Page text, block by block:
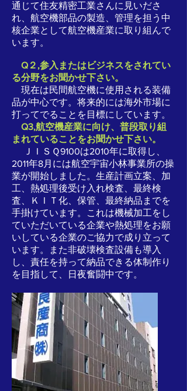
通じて住友精密工業さんに見いださ
れ、航空機部品の製造、管理を担う中
核企業として航空機産業に取り組んで
います。
Q２,参入またはビジネスをされてい
る分野をお聞かせ下さい。
現在は民間航空機に使用される装備
品が中心です。将来的には海外市場に
打ってでることを目標にしています。
Q3,航空機産業に向け、普段取り組
まれていることをお聞かせ下さい。
ＪＩＳＱ9100は2010年に取得し、
2011年8月には航空宇宙小林事業所の操
業が開始しました。生産計画立案、加
工、熱処理後受け入れ検査、最終検
査、ＫＩＴ化、保管、最終納品までを
手掛けています。これは機械加工をし
ていただいている企業や熱処理をお願
いしている企業のご協力で成り立って
います。また非破壊検査設備も導入
し、責任を持って納品できる体制作り
を目指して、日夜奮闘中です。